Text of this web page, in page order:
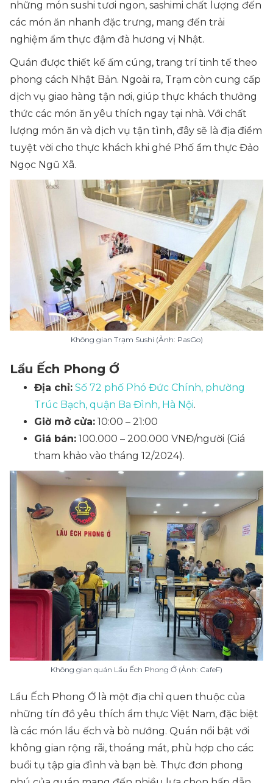
những món sushi tươi ngon, sashimi chất lượng đến
các món ăn nhanh đặc trưng, mang đến trải
nghiệm ẩm thực đậm đà hương vị Nhật.
Quán được thiết kế ấm cúng, trang trí tinh tế theo
phong cách Nhật Bản. Ngoài ra, Trạm còn cung cấp
dịch vụ giao hàng tận nơi, giúp thực khách thưởng
thức các món ăn yêu thích ngay tại nhà. Với chất
lượng món ăn và dịch vụ tận tình, đây sẽ là địa điểm
tuyệt vời cho thực khách khi ghé Phố ẩm thực Đảo
Ngọc Ngũ Xã.
Không gian Trạm Sushi (Ảnh: PasGo)
Lẩu Ếch Phong Ớ
Địa chỉ: Số 72 phố Phó Đức Chính, phường
Trúc Bạch, quận Ba Đình, Hà Nội.
Giờ mở cửa: 10:00 – 21:00
Giá bán: 100.000 – 200.000 VNĐ/người (Giá
tham khảo vào tháng 12/2024).
Không gian quán Lẩu Ếch Phong Ớ (Ảnh: CafeF)
Lẩu Ếch Phong Ớ là một địa chỉ quen thuộc của
những tín đồ yêu thích ẩm thực Việt Nam, đặc biệt
là các món lẩu ếch và bò nướng. Quán nổi bật với
không gian rộng rãi, thoáng mát, phù hợp cho các
buổi tụ tập gia đình và bạn bè. Thực đơn phong